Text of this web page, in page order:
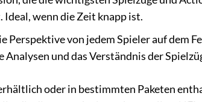
wenn die Zeit knapp ist.
Perspektive von jedem Spieler auf dem
und das Verständnis der
oder in bestimmten Paketen